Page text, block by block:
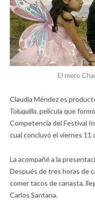
El mero
Claudia Méndez es
Toluquilla, película que
Competencia del Festival
cual concluyó el viernes 11
La acompañé a la
Después de tres horas de
comer tacos de canasta,
Carlos Santana.